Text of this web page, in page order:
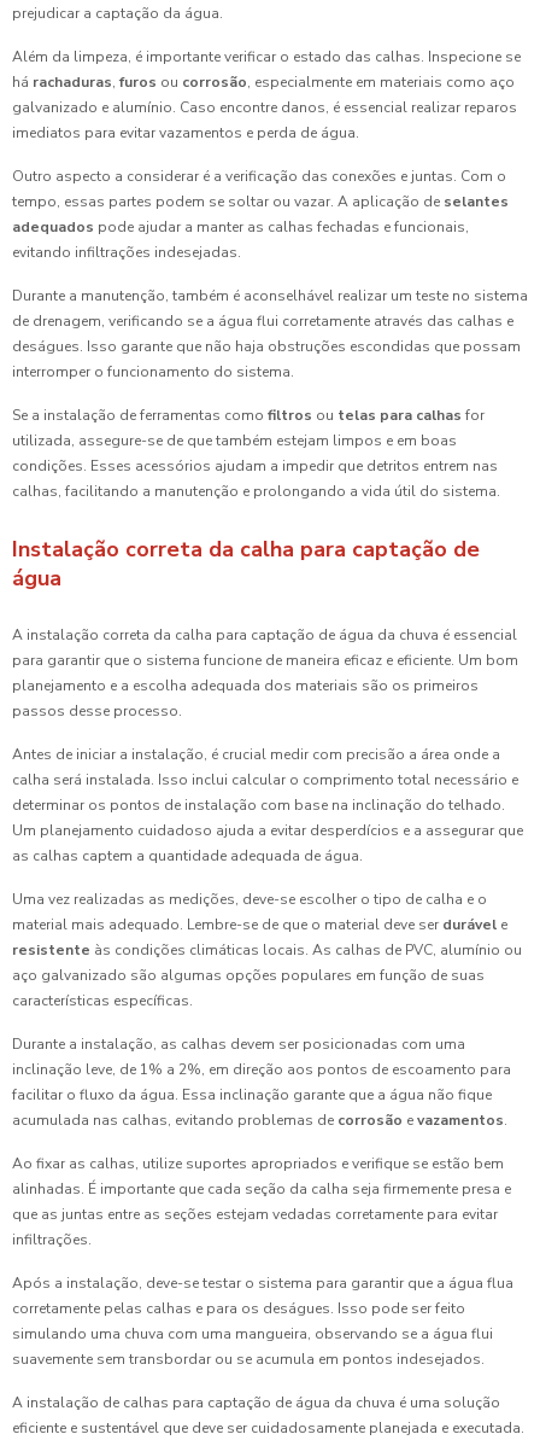
prejudicar a captação da água.
Além da limpeza, é importante verificar o estado das calhas. Inspecione se
há rachaduras, furos ou corrosão, especialmente em materiais como aço
galvanizado e alumínio. Caso encontre danos, é essencial realizar reparos
imediatos para evitar vazamentos e perda de água.
Outro aspecto a considerar é a verificação das conexões e juntas. Com o
tempo, essas partes podem se soltar ou vazar. A aplicação de selantes
adequados pode ajudar a manter as calhas fechadas e funcionais,
evitando infiltrações indesejadas.
Durante a manutenção, também é aconselhável realizar um teste no sistema
de drenagem, verificando se a água flui corretamente através das calhas e
deságues. Isso garante que não haja obstruções escondidas que possam
interromper o funcionamento do sistema.
Se a instalação de ferramentas como filtros ou telas para calhas for
utilizada, assegure-se de que também estejam limpos e em boas
condições. Esses acessórios ajudam a impedir que detritos entrem nas
calhas, facilitando a manutenção e prolongando a vida útil do sistema.
Instalação correta da calha para captação de
água
A instalação correta da calha para captação de água da chuva é essencial
para garantir que o sistema funcione de maneira eficaz e eficiente. Um bom
planejamento e a escolha adequada dos materiais são os primeiros
passos desse processo.
Antes de iniciar a instalação, é crucial medir com precisão a área onde a
calha será instalada. Isso inclui calcular o comprimento total necessário e
determinar os pontos de instalação com base na inclinação do telhado.
Um planejamento cuidadoso ajuda a evitar desperdícios e a assegurar que
as calhas captem a quantidade adequada de água.
Uma vez realizadas as medições, deve-se escolher o tipo de calha e o
material mais adequado. Lembre-se de que o material deve ser durável e
resistente às condições climáticas locais. As calhas de PVC, alumínio ou
aço galvanizado são algumas opções populares em função de suas
características específicas.
Durante a instalação, as calhas devem ser posicionadas com uma
inclinação leve, de 1% a 2%, em direção aos pontos de escoamento para
facilitar o fluxo da água. Essa inclinação garante que a água não fique
acumulada nas calhas, evitando problemas de corrosão evazamentos.
Ao fixar as calhas, utilize suportes apropriados e verifique se estão bem
alinhadas. É importante que cada seção da calha seja firmemente presa e
que as juntas entre as seções estejam vedadas corretamente para evitar
infiltrações.
Após a instalação, deve-se testar o sistema para garantir que a água flua
corretamente pelas calhas e para os deságues. Isso pode ser feito
simulando uma chuva com uma mangueira, observando se a água flui
suavemente sem transbordar ou se acumula em pontos indesejados.
A instalação de calhas para captação de água da chuva é uma solução
eficiente e sustentável que deve ser cuidadosamente planejada e executada.